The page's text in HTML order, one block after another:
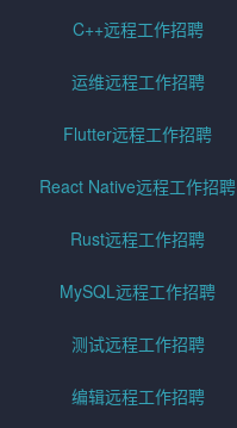
C++远程工作招聘
运维远程工作招聘
Flutter远程工作招聘
React Native远程工作招聘
Rust远程工作招聘
MySQL远程工作招聘
测试远程工作招聘
编辑远程工作招聘